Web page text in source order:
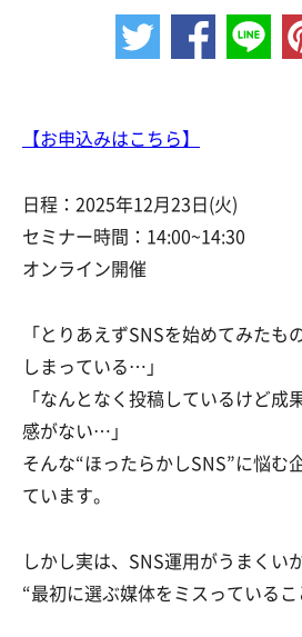
【お申込みはこちら】
日程：2025年12月23日(火)
セミナー時間：14:00~14:30
オンライン開催
「とりあえずSNSを始めてみたも
しまっている…」
「なんとなく投稿しているけど成
感がない…」
そんな“ほったらかしSNS”に悩む
ています。
しかし実は、SNS運用がうまくい
“最初に選ぶ媒体をミスっているこ